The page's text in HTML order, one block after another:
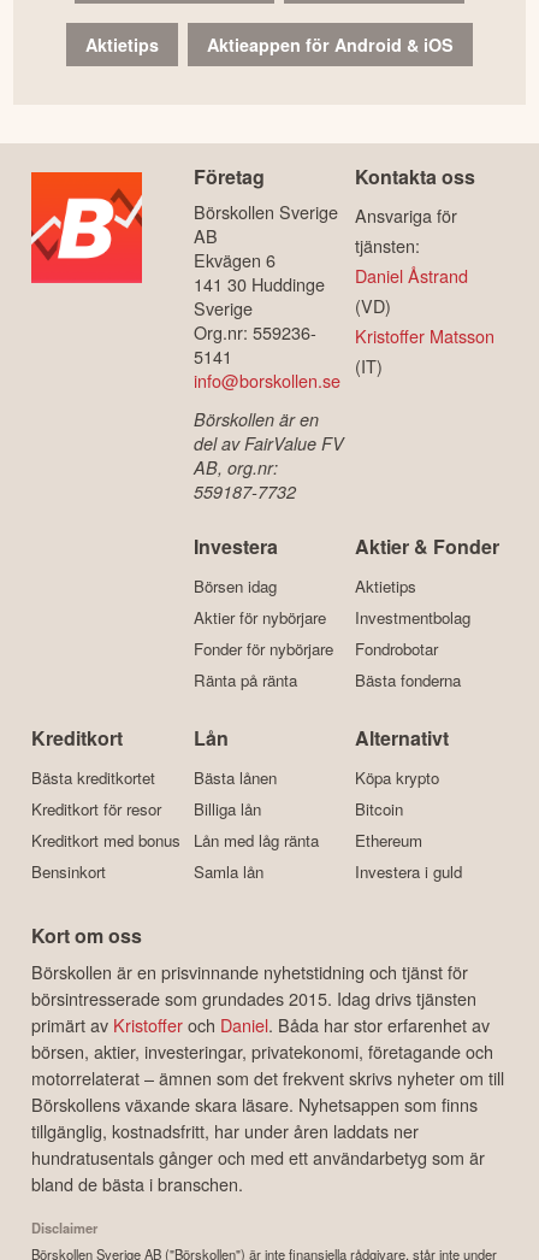
Aktietips Aktieappen för Android & iOS
Företag
Börskollen Sverige
AB
Ekvägen 6
141 30 Huddinge
Sverige
Org.nr: 559236-
5141
info@borskollen.se
Börskollen är en
del av FairValue FV
AB, org.nr:
559187-7732
Kontakta oss
Ansvariga för
tjänsten:
Daniel Åstrand
(VD)
Kristoffer Matsson
(IT)
Investera
Börsen idag
Aktier för nybörjare
Fonder för nybörjare
Ränta på ränta
Aktier & Fonder
Aktietips
Investmentbolag
Fondrobotar
Bästa fonderna
Kreditkort
Bästa kreditkortet
Kreditkort för resor
Kreditkort med bonus
Bensinkort
Lån
Bästa lånen
Billiga lån
Lån med låg ränta
Samla lån
Alternativt
Köpa krypto
Bitcoin
Ethereum
Investera i guld
Kort om oss
Börskollen är en prisvinnande nyhetstidning och tjänst för
börsintresserade som grundades 2015. Idag drivs tjänsten
primärt av Kristofferoch Daniel. Båda har stor erfarenhet av
börsen, aktier, investeringar, privatekonomi, företagande och
motorrelaterat – ämnen som det frekvent skrivs nyheter om till
Börskollens växande skara läsare. Nyhetsappen som finns
tillgänglig, kostnadsfritt, har under åren laddats ner
hundratusentals gånger och med ett användarbetyg som är
bland de bästa i branschen.
Disclaimer
Börskollen Sverige AB ("Börskollen") är inte finansiella rådgivare, står inte under